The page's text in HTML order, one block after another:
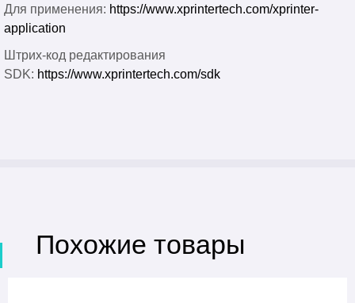
Для применения: https://www.xprintertech.com/xprinter-
application
Штрих-код редактирования
SDK: https://www.xprintertech.com/sdk
Похожие товары